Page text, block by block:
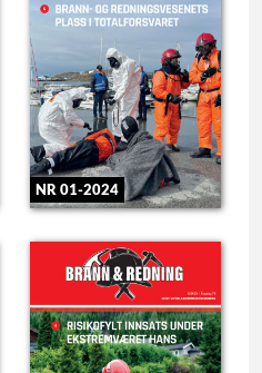
NR 01-2024